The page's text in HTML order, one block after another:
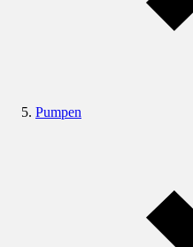
Pumpen